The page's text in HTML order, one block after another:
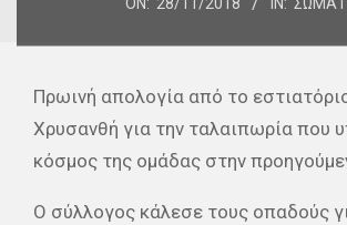
Πρωινή απολογία από το
Χρυσανθή για την ταλαιπωρία που
κόσμος της ομάδας στην
Ο σύλλογος κάλεσε τους οπαδούς